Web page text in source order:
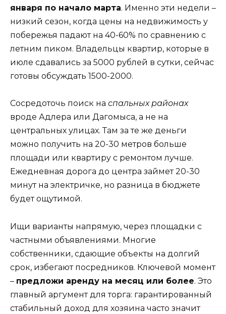
января по начало марта. Именно эти недели –
низкий сезон, когда цены на недвижимость у
побережья падают на 40-60% по сравнению с
летним пиком. Владельцы квартир, которые в
июле сдавались за 5000 рублей в сутки, сейчас
готовы обсуждать 1500-2000.
Сосредоточь поиск на спальных районах
вроде Адлера или Дагомыса, а не на
центральных улицах. Там за те же деньги
можно получить на 20-30 метров больше
площади или квартиру с ремонтом лучше.
Ежедневная дорога до центра займет 20-30
минут на электричке, но разница в бюджете
будет ощутимой.
Ищи варианты напрямую, через площадки с
частными объявлениями. Многие
собственники, сдающие объекты на долгий
срок, избегают посредников. Ключевой момент
– предложи аренду на месяц или более. Это
главный аргумент для торга: гарантированный
стабильный доход для хозяина часто значит